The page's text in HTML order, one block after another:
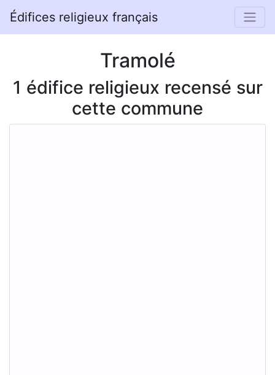
Édifices religieux français
Tramolé
1 édifice religieux recensé sur
cette commune